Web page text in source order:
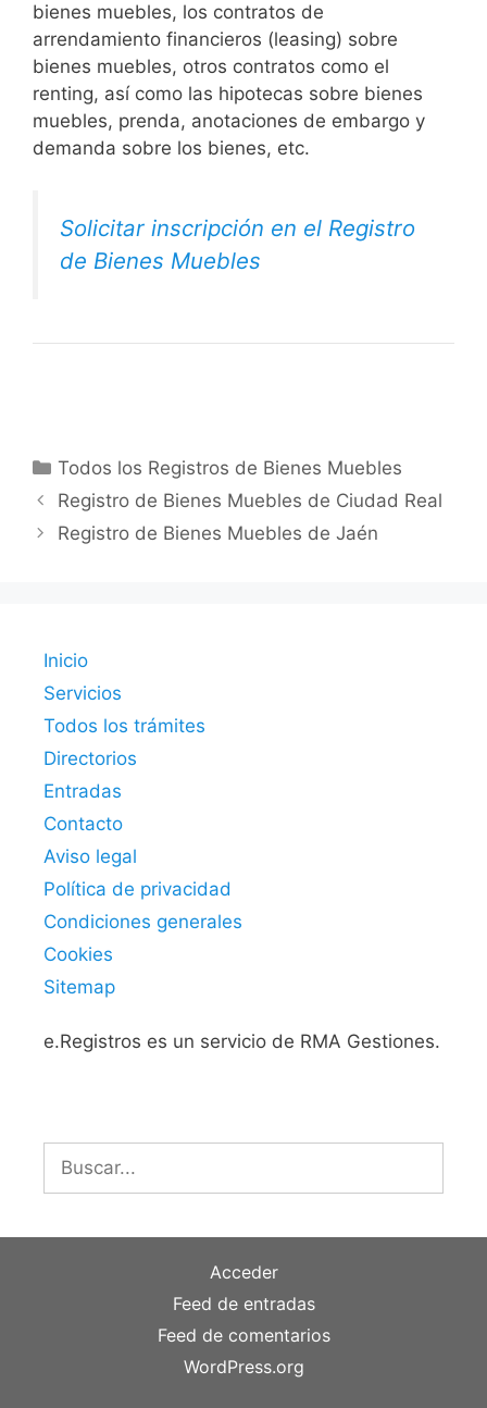
bienes muebles, los contratos de
arrendamiento financieros (leasing) sobre
bienes muebles, otros contratos como el
renting, así como las hipotecas sobre bienes
muebles, prenda, anotaciones de embargo y
demanda sobre los bienes, etc.
Solicitar inscripción en el Registro
de Bienes Muebles
Categorías
Todos los Registros de Bienes Muebles
Registro de Bienes Muebles de Ciudad Real
Registro de Bienes Muebles de Jaén
Inicio
Servicios
Todos los trámites
Directorios
Entradas
Contacto
Aviso legal
Política de privacidad
Condiciones generales
Cookies
Sitemap
e.Registros es un servicio de RMA Gestiones.
Acceder
Feed de entradas
Feed de comentarios
WordPress.org